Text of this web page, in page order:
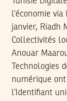
l’économie
janvier, Riadh
Collectivités
Anouar
Technologies
numérique
l’Identifiant